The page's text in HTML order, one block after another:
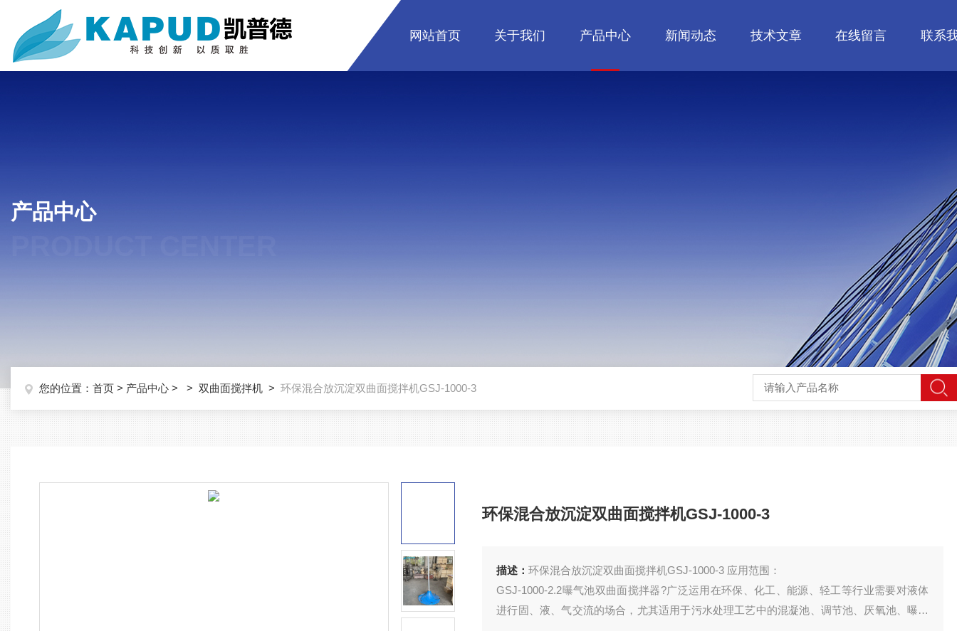
网站首页 关于我们 产品中心 新闻动态 技术文章 在线留言 联系
产品中心
您的位置： 首页 > 产品中心 > > 双曲面搅拌机 > 环保混合放沉淀双曲面搅拌机GSJ-1000-3
环保混合放沉淀双曲面搅拌机GSJ-1000-3
描述：
环保混合放沉淀双曲面搅拌机GSJ-1000-3 应用范围：
GSJ-1000-2.2曝气池双曲面搅拌器?广泛运用在环保、化工、能源、轻工等行业需要对液体
进行固、液、气交流的场合，尤其适用于污水处理工艺中的混凝池、调节池、厌氧池、曝气